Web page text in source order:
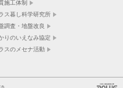
施工体制
ス暮し科学研究所
調査・地盤改良
りのいえなみ協定
スのメセナ活動